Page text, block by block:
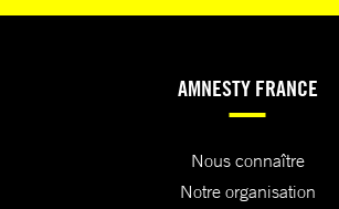
AMNESTY FRANCE
Nous connaître
Notre organisation